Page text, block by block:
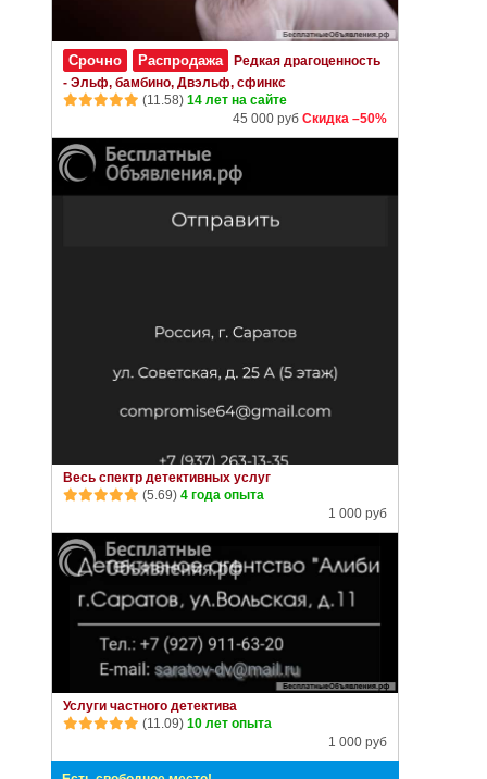
Срочно Распродажа
Редкая драгоценность
- Эльф, бамбино, Двэльф, сфинкс
(11.58) 14 лет на сайте
45 000 руб Скидка –50%
Весь спектр детективных услуг
(5.69) 4 года опыта
1 000 руб
Услуги частного детектива
(11.09) 10 лет опыта
1 000 руб